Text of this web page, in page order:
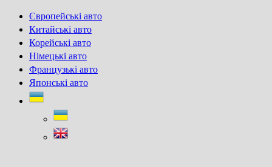
Skip
content
Європейські авто
Китайські авто
Корейські авто
Німецькі авто
Французькі авто
Японські авто